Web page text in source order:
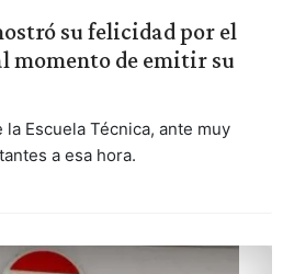
su felicidad por el
momento de emitir su
la Escuela Técnica, ante muy
a esa hora.